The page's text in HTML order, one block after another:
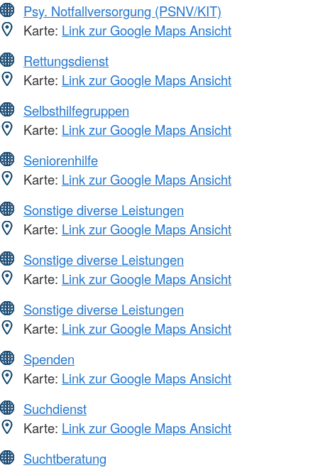
Psy. Notfallversorgung (PSNV/KIT)
Karte: Link zur Google Maps Ansicht
Rettungsdienst
Karte: Link zur Google Maps Ansicht
Selbsthilfegruppen
Karte: Link zur Google Maps Ansicht
Seniorenhilfe
Karte: Link zur Google Maps Ansicht
Sonstige diverse Leistungen
Karte: Link zur Google Maps Ansicht
Sonstige diverse Leistungen
Karte: Link zur Google Maps Ansicht
Sonstige diverse Leistungen
Karte: Link zur Google Maps Ansicht
Spenden
Karte: Link zur Google Maps Ansicht
Suchdienst
Karte: Link zur Google Maps Ansicht
Suchtberatung